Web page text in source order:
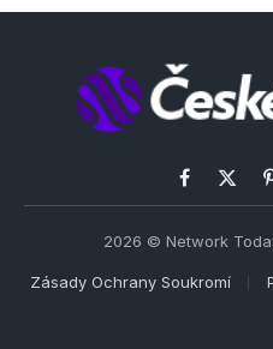
Facebook
X
2026 © Network
Zásady Ochrany Soukromí